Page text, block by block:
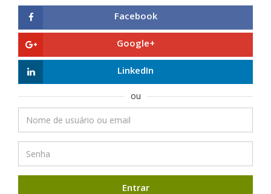
Facebook
Google+
LinkedIn
ou
Entrar